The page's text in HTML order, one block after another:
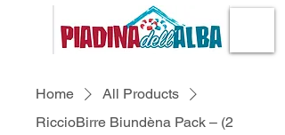
Home
All Products
RiccioBirre Biundèna Pack – (2